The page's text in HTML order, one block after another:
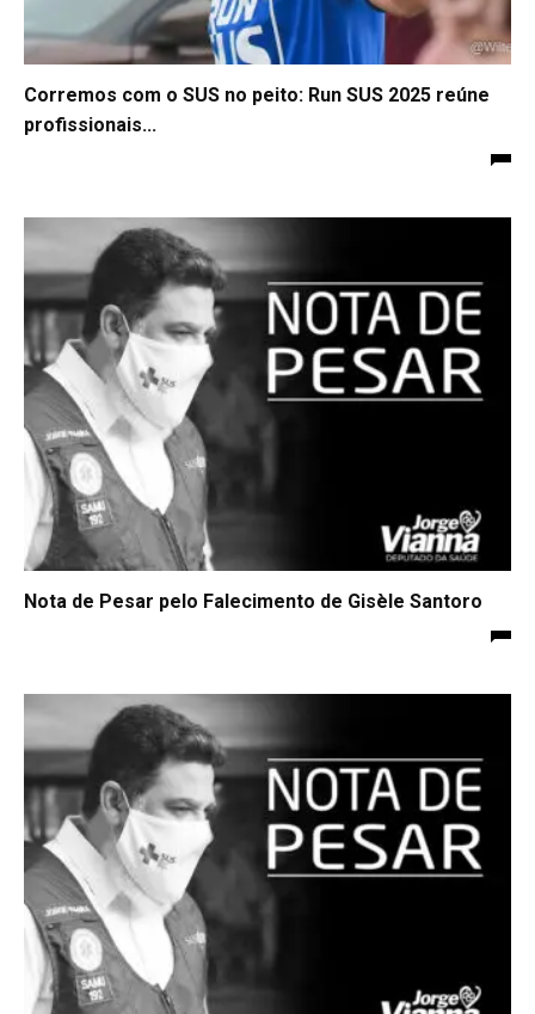
Corremos com o SUS no peito: Run SUS 2025 reúne
profissionais...
Nota de Pesar pelo Falecimento de Gisèle Santoro